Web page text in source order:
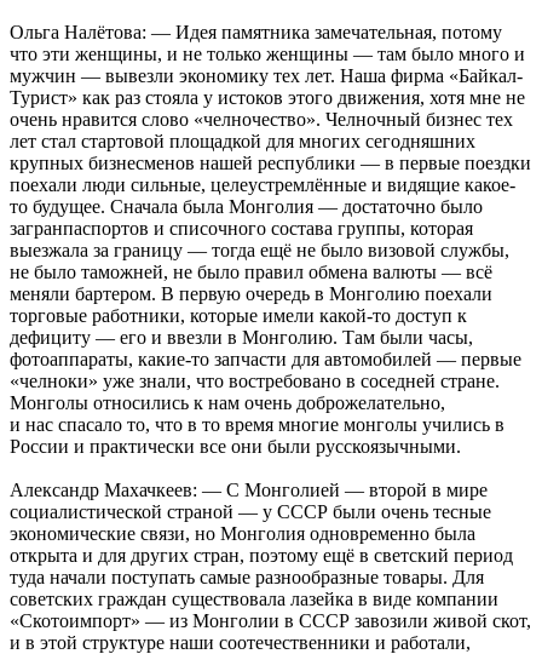
Ольга Налётова: — Идея памятника замечательная, потому
что эти женщины, и не только женщины — там было много и
мужчин — вывезли экономику тех лет. Наша фирма «Байкал-
Турист» как раз стояла у истоков этого движения, хотя мне не
очень нравится слово «челночество». Челночный бизнес тех
лет стал стартовой площадкой для многих сегодняшних
крупных бизнесменов нашей республики — в первые поездки
поехали люди сильные, целеустремлённые и видящие какое-
то будущее. Сначала была Монголия — достаточно было
загранпаспортов и списочного состава группы, которая
выезжала за границу — тогда ещё не было визовой службы,
не было таможней, не было правил обмена валюты — всё
меняли бартером. В первую очередь в Монголию поехали
торговые работники, которые имели какой-то доступ к
дефициту — его и ввезли в Монголию. Там были часы,
фотоаппараты, какие-то запчасти для автомобилей — первые
«челноки» уже знали, что востребовано в соседней стране.
Монголы относились к нам очень доброжелательно,
и нас спасало то, что в то время многие монголы учились в
России и практически все они были русскоязычными.
Александр Махачкеев: — С Монголией — второй в мире
социалистической страной — у СССР были очень тесные
экономические связи, но Монголия одновременно была
открыта и для других стран, поэтому ещё в светский период
туда начали поступать самые разнообразные товары. Для
советских граждан существовала лазейка в виде компании
«Скотоимпорт» — из Монголии в СССР завозили живой скот,
и в этой структуре наши соотечественники и работали,